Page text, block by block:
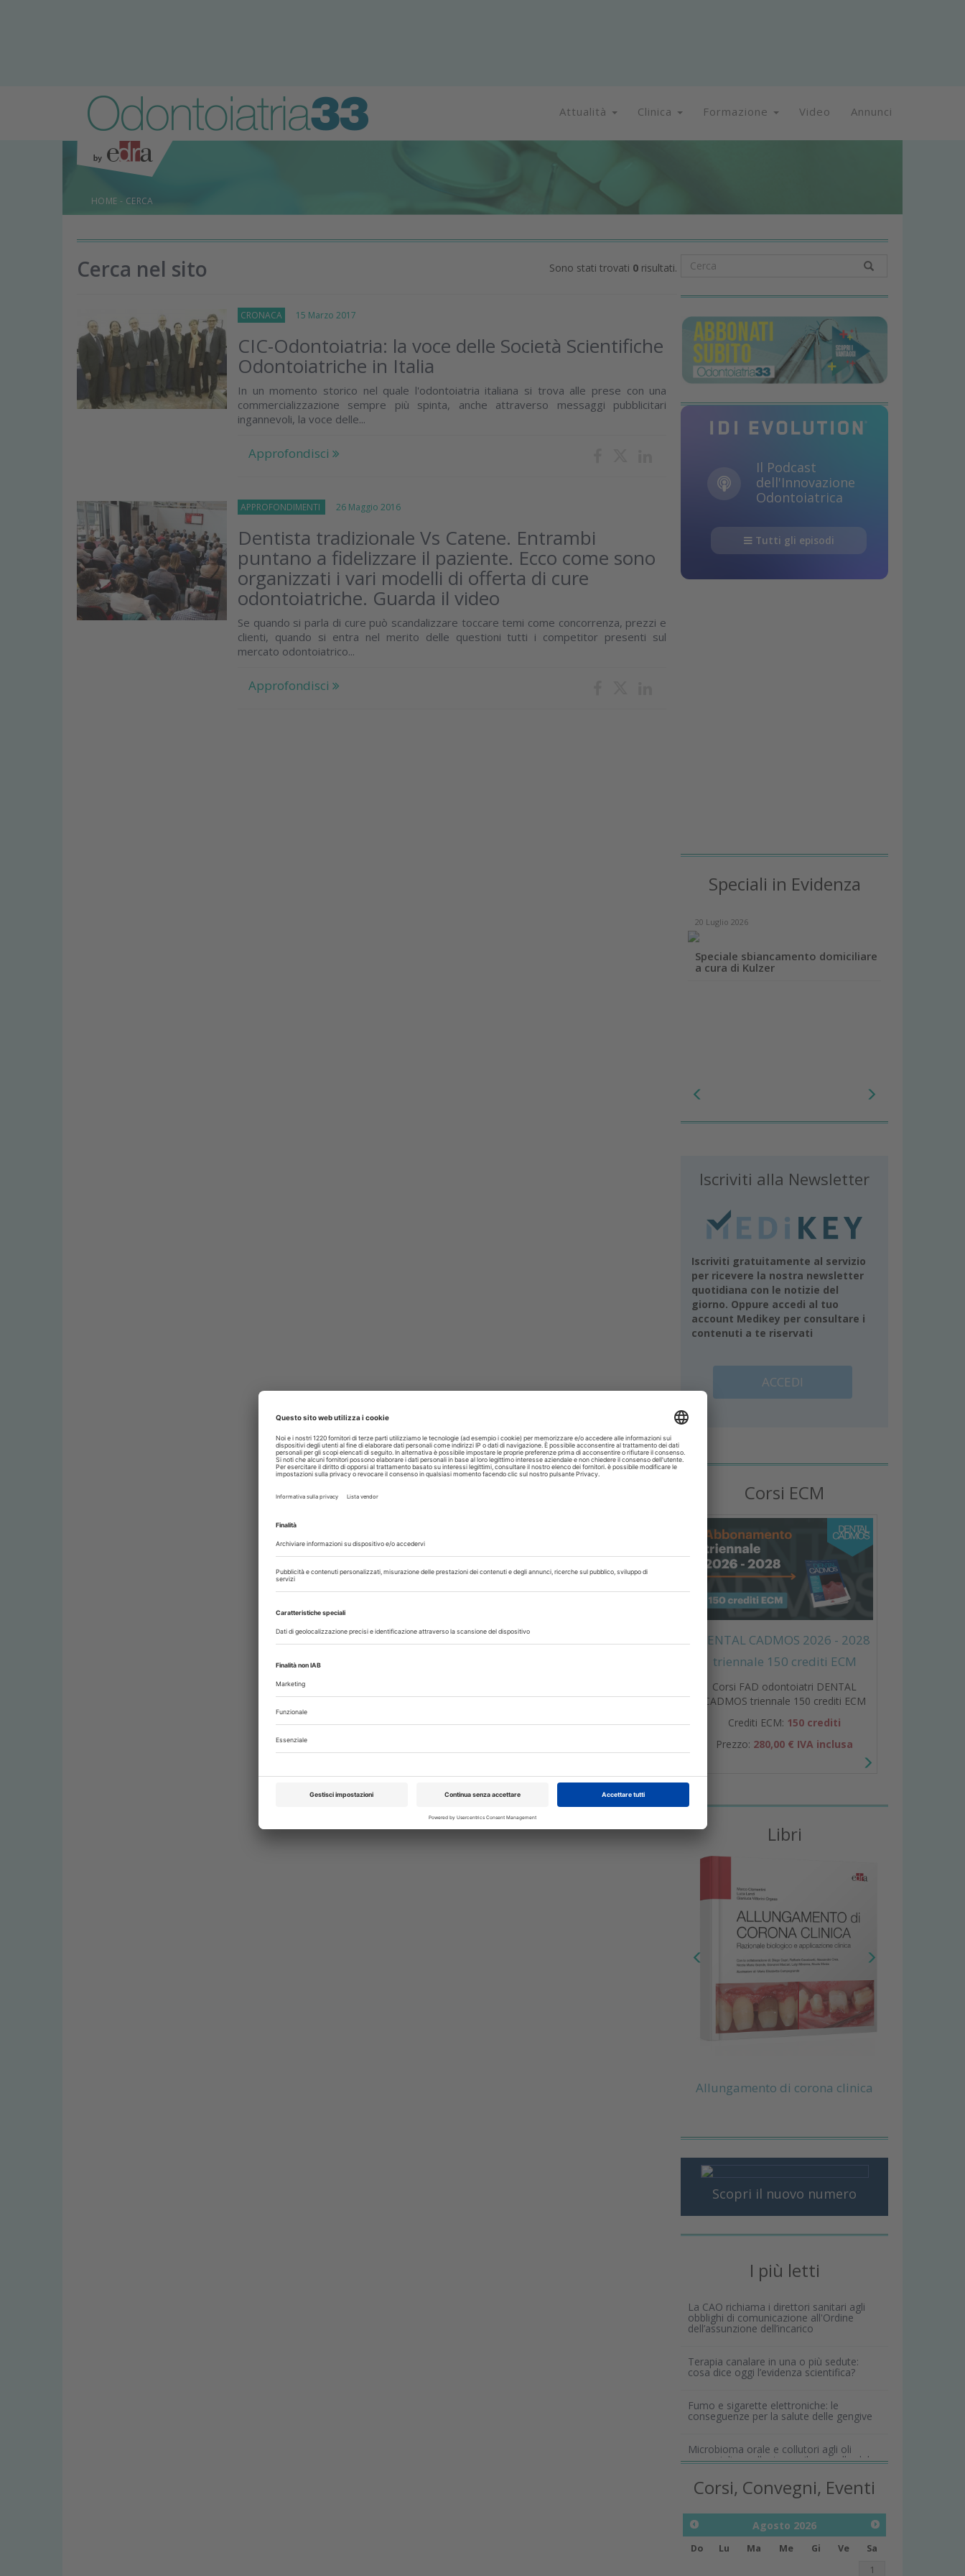
Attualità Clinica Formazione Video Annunci
HOME - CERCA
Cerca nel sito Sono stati trovati 0 risultati.
CRONACA 15 Marzo 2017
CIC-Odontoiatria: la voce delle Società Scientifiche
Odontoiatriche in Italia
In un momento storico nel quale l'odontoiatria italiana si trova alle prese con una
commercializzazione sempre più spinta, anche attraverso messaggi pubblicitari
ingannevoli, la voce delle...
Approfondisci
APPROFONDIMENTI 26 Maggio 2016
Dentista tradizionale Vs Catene. Entrambi
puntano a fidelizzare il paziente. Ecco come sono
organizzati i vari modelli di offerta di cure
odontoiatriche. Guarda il video
Se quando si parla di cure può scandalizzare toccare temi come concorrenza, prezzi e
clienti, quando si entra nel merito delle questioni tutti i competitor presenti sul
mercato odontoiatrico...
Approfondisci
Il Podcast
dell'Innovazione
Odontoiatrica
Tutti gli episodi
Speciali in Evidenza
20 Luglio 2026
Speciale sbiancamento domiciliare
a cura di Kulzer
Iscriviti alla Newsletter
Iscriviti gratuitamente al servizio
per ricevere la nostra newsletter
quotidiana con le notizie del
giorno. Oppure accedi al tuo
account Medikey per consultare i
contenuti a te riservati
ACCEDI
Corsi ECM
DENTAL CADMOS 2026 - 2028
triennale 150 crediti ECM
Corsi FAD odontoiatri DENTAL
CADMOS triennale 150 crediti ECM
Crediti ECM: 150 crediti
Prezzo: 280,00 € IVA inclusa
Libri
Allungamento di corona clinica
Scopri il nuovo numero
I più letti
La CAO richiama i direttori sanitari agli
obblighi di comunicazione all'Ordine
dell’assunzione dell’incarico
Terapia canalare in una o più sedute:
cosa dice oggi l’evidenza scientifica?
Fumo e sigarette elettroniche: le
conseguenze per la salute delle gengive
Microbioma orale e collutori agli oli
essenziali: un alleato per il controllo del
Corsi, Convegni, Eventi
Agosto 2026
Do Lu Ma Me Gi Ve
Sa
1